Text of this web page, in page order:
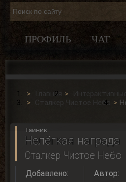
ПРОФИЛЬ ЧАТ
Главная
Сталкер Чистое Небо
Тайник
Нелёгкая награда
Сталкер Чистое Небо
Добавлено: Автор: